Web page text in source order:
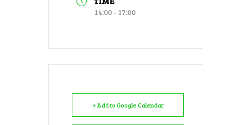
14:00 - 17:00
+ Add to Google Calendar